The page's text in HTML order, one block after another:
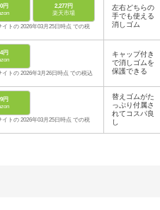
円
2,277円
楽天市場
トの 2026年03月25日時点 での税
左右どちらの
手でも使える
消しゴム
円
トの 2026年3月26日時点 での税込
キャップ付き
で消しゴムを
保護できる
円
トの 2026年03月25日時点 での税
替えゴムがた
っぷり付属さ
れてコスパ良
し